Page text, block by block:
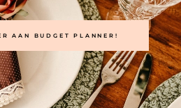
AAN BUDGET PLANNER!